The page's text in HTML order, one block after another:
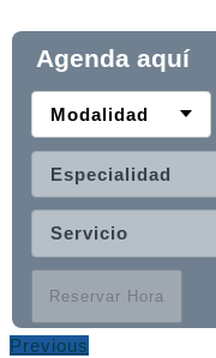
Agenda aquí
Modalidad
Especialidad
Servicio
Reservar Hora
Previous